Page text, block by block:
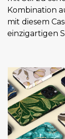
Kombination
mit diesem
einzigartigen